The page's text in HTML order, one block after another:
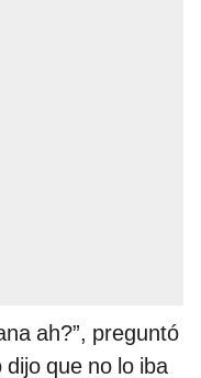
ah?”, preguntó
dijo que no lo iba